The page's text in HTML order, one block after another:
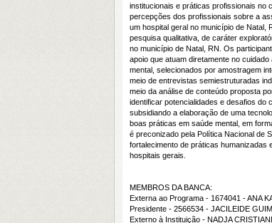
institucionais e práticas profissionais no
percepções dos profissionais sobre a
um hospital geral no município de Natal,
pesquisa qualitativa, de caráter
no município de Natal, RN. Os
apoio que atuam diretamente no
mental, selecionados por amostragem
meio de entrevistas semiestruturadas
meio da análise de conteúdo proposta
identificar potencialidades e desafios do
subsidiando a elaboração de uma
boas práticas em saúde mental, em
é preconizado pela Política Nacional de
fortalecimento de práticas humanizadas
hospitais gerais.
MEMBROS DA BANCA:
Externa ao Programa - 1674041 - ANA
Presidente - 2566534 - JACILEIDE
Externo à Instituição - NADJA